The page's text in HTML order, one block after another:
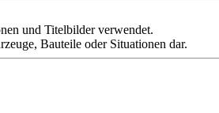
und Titelbilder verwendet.
Bauteile oder Situationen dar.